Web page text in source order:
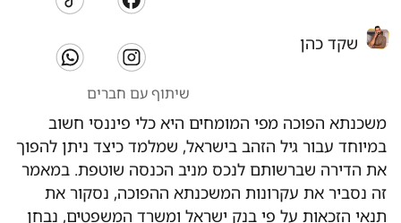
שקד כהן
שיתוף עם חברים
משכנתא הפוכה מפי המומחים היא כלי פיננסי חשוב
במיוחד עבור גיל הזהב בישראל, שמלמד כיצד ניתן להפוך
את הדירה שברשותם לנכס מניב הכנסה שוטפת. במאמר
זה נסביר את עקרונות המשכנתא ההפוכה, נסקור את
תנאי הזכאות על פי בנק ישראל ומשרד המשפטים, נבחן